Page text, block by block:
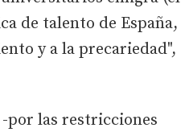
de talento de España,
y a la precariedad",
por las restricciones